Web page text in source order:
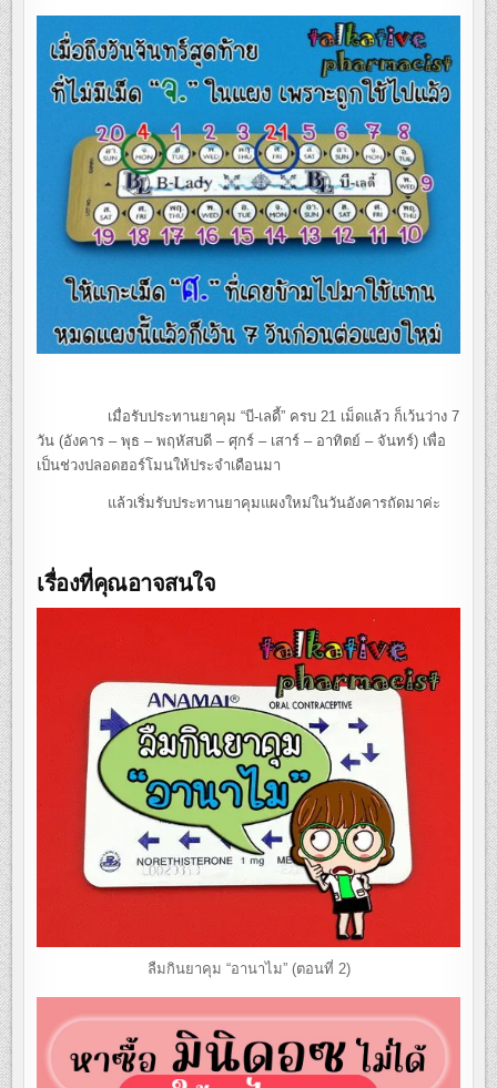
เมื่อรับประทานยาคุม “บี-เลดี้” ครบ 21 เม็ดแล้ว ก็เว้นว่าง 7
วัน (อังคาร – พุธ – พฤหัสบดี – ศุกร์ – เสาร์ – อาทิตย์ – จันทร์) เพื่อ
เป็นช่วงปลอดฮอร์โมนให้ประจำเดือนมา
แล้วเริ่มรับประทานยาคุมแผงใหม่ในวันอังคารถัดมาค่ะ
เรื่องที่คุณอาจสนใจ
ลืมกินยาคุม “อานาไม” (ตอนที่ 2)